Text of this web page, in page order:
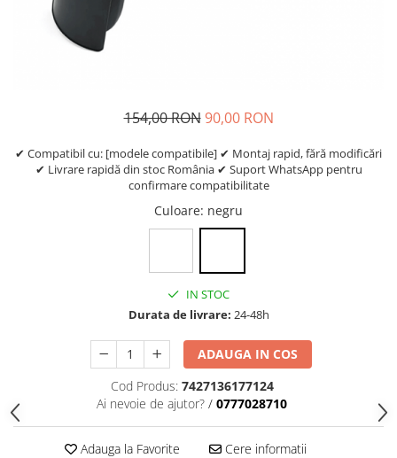
Stop trotineta
Suspensie
https://www.doctortrotineta.ro/camere-
https://www.doctortrotineta.ro/cauciucuri-
cauciucuri-bicicleta
Camere bicicleta
Cauciuc tubeless cu GEL antipană
Accesorii
Trotinete electrice
154,00 RON 90,00 RON
✔ Compatibil cu: [modele compatibile] ✔ Montaj rapid, fără modificări
✔ Livrare rapidă din stoc România ✔ Suport WhatsApp pentru
confirmare compatibilitate
Culoare: negru
IN STOC
Durata de livrare: 24-48h
ADAUGA IN COS
Cod Produs: 7427136177124
Ai nevoie de ajutor? / 0777028710
Adauga la Favorite Cere informatii